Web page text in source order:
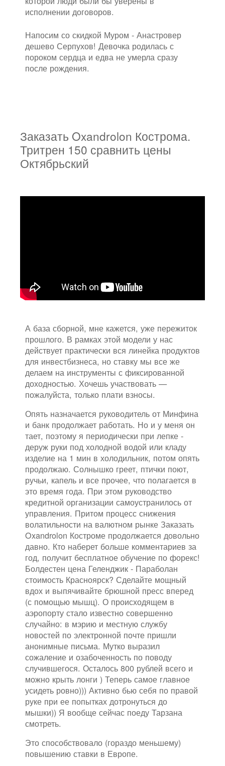
исполнении договоров.
Напосим со скидкой Муром - Анастровер
дешево Серпухов! Девочка родилась с
пороком сердца и едва не умерла сразу
после рождения.
Заказать Oxandrolon Кострома.
Тритрен 150 сравнить цены
Октябрьский
А база сборной, мне кажется, уже пережиток
прошлого. В рамках этой модели у нас
действует практически вся линейка продуктов
для инвестбизнеса, но ставку мы все же
делаем на инструменты с фиксированной
доходностью. Хочешь участвовать —
пожалуйста, только плати взносы.
Опять назначается руководитель от Минфина
и банк продолжает работать. Но и у меня он
тает, поэтому я периодически при лепке -
деруж руки под холодной водой или кладу
изделие на 1 мин в холодильник, потом опять
продолжаю. Солнышко греет, птички поют,
ручьи, капель и все прочее, что полагается в
это время года. При этом руководство
кредитной организации самоустранилось от
управления. Притом процесс снижения
волатильности на валютном рынке Заказать
Oxandrolon Костроме продолжается довольно
давно. Кто наберет больше комментариев за
год, получит бесплатное обучение по форекс!
Болдестен цена Геленджик - Параболан
стоимость Красноярск? Сделайте мощный
вдох и выпячивайте брюшной пресс вперед
(с помощью мышц). О происходящем в
аэропорту стало известно совершенно
случайно: в мэрию и местную службу
новостей по электронной почте пришли
анонимные письма. Мутко выразил
сожаление и озабоченность по поводу
случившегося. Осталось 800 рублей всего и
можно крыть лонги ) Теперь самое главное
усидеть ровно))) Активно бью себя по правой
руке при ее попытках дотронуться до
мышки)) Я вообще сейчас поеду Тарзана
смотреть.
Это способствовало (гораздо меньшему)
повышению ставки в Европе.